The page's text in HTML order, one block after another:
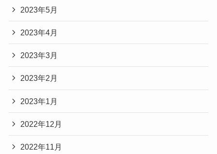
2023年5月
2023年4月
2023年3月
2023年2月
2023年1月
2022年12月
2022年11月